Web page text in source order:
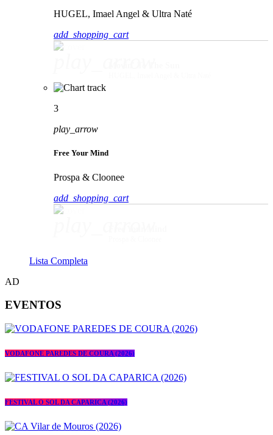
HUGEL, Imael Angel & Ultra Naté
add_shopping_cart
3
play_arrow
Free Your Mind
Prospa & Cloonee
add_shopping_cart
Lista Completa
AD
EVENTOS
VODAFONE PAREDES DE COURA (2026)
FESTIVAL O SOL DA CAPARICA (2026)